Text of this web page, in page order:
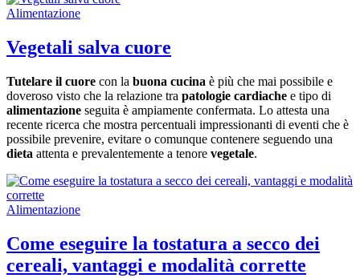
Alimentazione
Vegetali salva cuore
Tutelare il cuore con la buona cucina è più che mai possibile e
doveroso visto che la relazione tra patologie cardiache e tipo di
alimentazione seguita è ampiamente confermata. Lo attesta una
recente ricerca che mostra percentuali impressionanti di eventi che è
possibile prevenire, evitare o comunque contenere seguendo una
dieta attenta e prevalentemente a tenore vegetale.
Alimentazione
Come eseguire la tostatura a secco dei
cereali, vantaggi e modalità corrette